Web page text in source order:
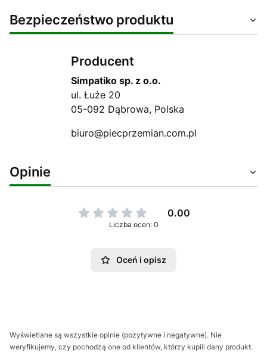
Bezpieczeństwo produktu
Producent
Simpatiko sp. z o.o.
ul. Łuże 20
05-092 Dąbrowa, Polska
biuro@piecprzemian.com.pl
Opinie
0.00
Liczba ocen: 0
Oceń i opisz
Wyświetlane są wszystkie opinie (pozytywne i negatywne). Nie
weryfikujemy, czy pochodzą one od klientów, którzy kupili dany produkt.